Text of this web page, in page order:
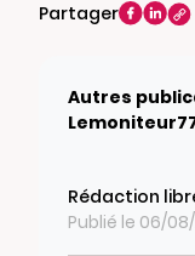
Partager
Autres
Rédaction
Publié le 06/